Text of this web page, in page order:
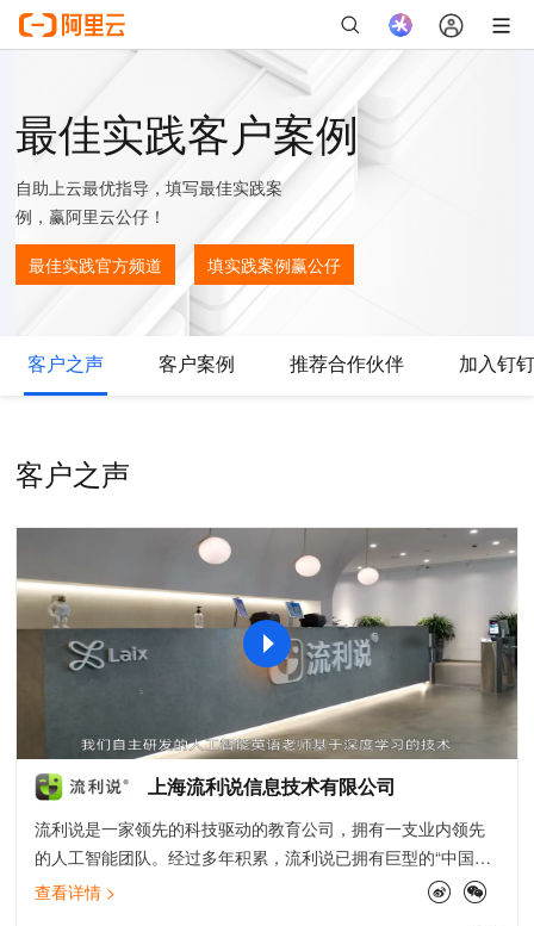
最佳实践客户案例
自助上云最优指导，填写最佳实践案
例，赢阿里云公仔！
最佳实践官方频道 填实践案例赢公仔
客户之声 客户案例 推荐合作伙伴 加入钉
客户之声
上海流利说信息技术有限公司
流利说是一家领先的科技驱动的教育公司，拥有一支业内领先
的人工智能团队。经过多年积累，流利说已拥有巨型的“中国人
英语语音数据库”，截止至2019年6月30日，已累积实现记录大
查看详情 >